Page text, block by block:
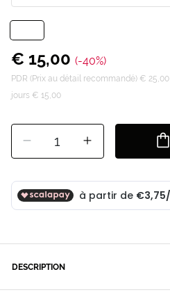
€ 15,00 (-40%)
PDR (Prix au détail recommandé) € 25,00
jours € 15,00
1
DESCRIPTION